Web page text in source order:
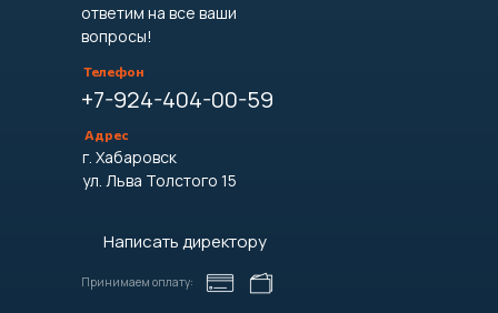
Адрес
г. Хабаровск
ул. Льва Толстого 15
Принимаем оплату:
Телефон
+7-924-404-00-59
Написать директору
ответим на все ваши
вопросы!